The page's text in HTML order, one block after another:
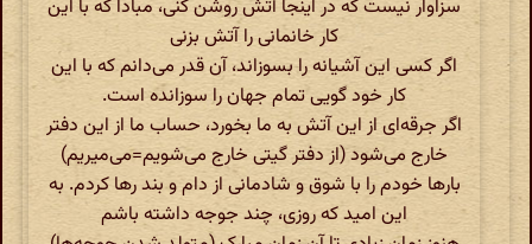
سزاوار نیست که در اینجا آتش روشن کنی، مبادا که با این
کار خانمانی را آتش بزنی
اگر کسی این آشیانه را بسوزاند، آن قدر می‌دانم که با این
کار خود گویی تمام جهان را سوزانده است.
اگر جرقه‌ای از این آتش به ما بخورد، حساب ما از این دفتر
خارج می‌شود (از دفتر گیتی خارج می‌شویم=می‌میریم)
بارها خودم را با شوق و شادمانی از دام و بند رها کردم. به
این امید که روزی، چند جوجه داشته باشم